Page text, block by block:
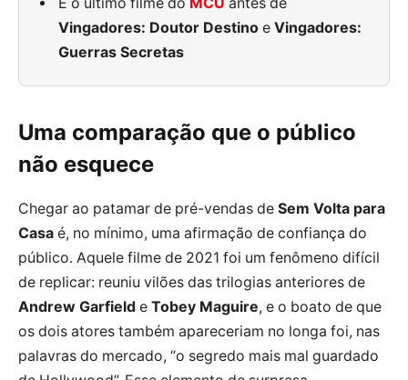
É o último filme do MCU antes de
Vingadores: Doutor Destino eVingadores:
Guerras Secretas
Uma comparação que o público
não esquece
Chegar ao patamar de pré-vendas de Sem Volta para
Casa é, no mínimo, uma afirmação de confiança do
público. Aquele filme de 2021 foi um fenômeno difícil
de replicar: reuniu vilões das trilogias anteriores de
Andrew Garfield e Tobey Maguire, e o boato de que
os dois atores também apareceriam no longa foi, nas
palavras do mercado, “o segredo mais mal guardado